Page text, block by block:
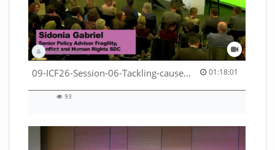
DEZA_HAF
09-ICF26-Session-06-Tackling-causes-of-crises-not-symptoms-53529531690001791 01:18:01
01:18:01 duration
93